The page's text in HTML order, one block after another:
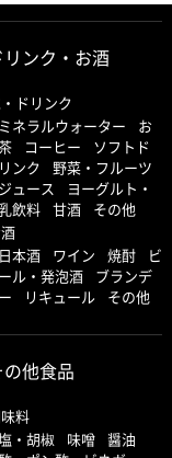
リンク・お酒
ドリンク
ミネラルウォーター
お
コーヒー
ソフトド
リンク
野菜・フルーツ
ジュース
ヨーグルト・
飲料 甘酒
その他
日本酒
ワイン 焼酎
ビ
ール・発泡酒
ブランデ
ー
リキュール その他
の他食品
料
・胡椒
味噌 醤油